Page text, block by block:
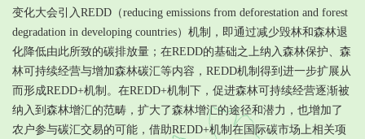
变化大会引入REDD（reducing emissions from deforestation and forest
degradation in developing countries）机制，即通过减少毁林和森林退
化降低由此所致的碳排放量；在REDD的基础之上纳入森林保护、森
林可持续经营与增加森林碳汇等内容，REDD机制得到进一步扩展从
而形成REDD+机制。在REDD+机制下，促进森林可持续经营逐渐被
纳入到森林增汇的范畴，扩大了森林增汇的途径和潜力，也增加了
农户参与碳汇交易的可能，借助REDD+机制在国际碳市场上相关项